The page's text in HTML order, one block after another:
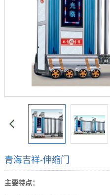
青海吉祥-伸缩门
主要特点：